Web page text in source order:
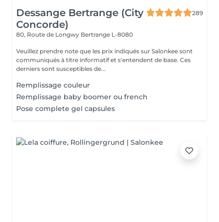
Dessange Bertrange (City
Concorde)
289
80, Route de Longwy Bertrange L-8080
Veuillez prendre note que les prix indiqués sur Salonkee sont
communiqués à titre informatif et s'entendent de base. Ces
derniers sont susceptibles de...
Remplissage couleur
Remplissage baby boomer ou french
Pose complete gel capsules